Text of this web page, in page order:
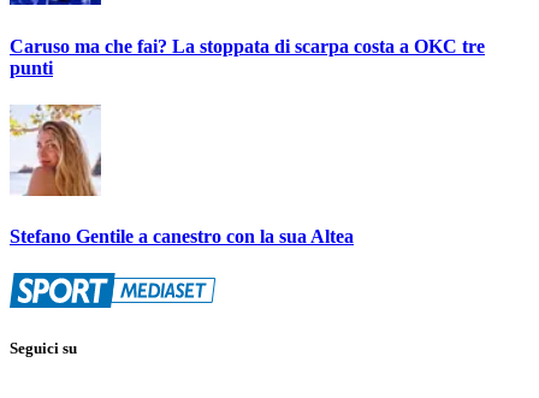
Caruso ma che fai? La stoppata di scarpa costa a OKC tre
punti
Stefano Gentile a canestro con la sua Altea
Seguici su